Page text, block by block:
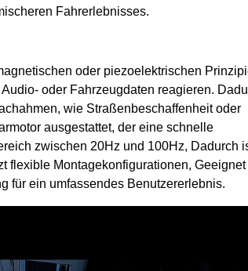
Fahrerlebnisses.
oder piezoelektrischen
oder Fahrzeugdaten reagieren.
wie Straßenbeschaffenheit oder
ausgestattet, der eine schnelle
zwischen 20Hz und 100Hz, Dadurch
flexible Montagekonfigurationen, Geeignet
für ein umfassendes Benutzererlebnis.